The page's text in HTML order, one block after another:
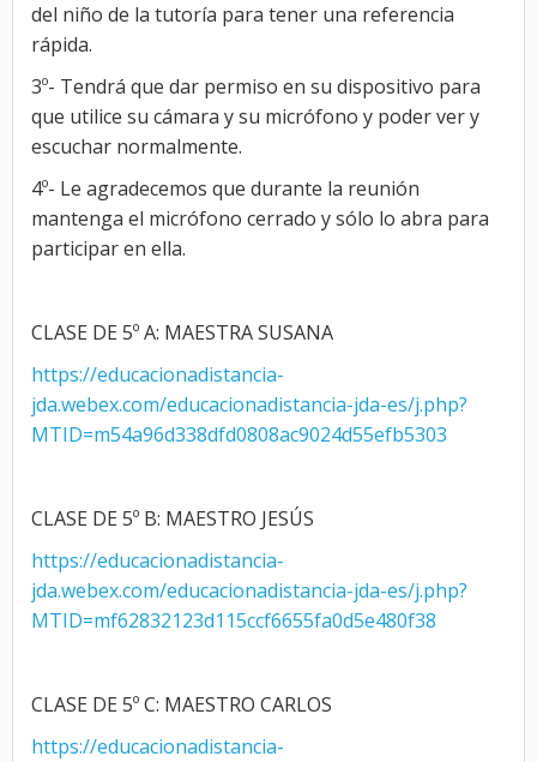
del niño de la tutoría para tener una referencia
rápida.
3º- Tendrá que dar permiso en su dispositivo para
que utilice su cámara y su micrófono y poder ver y
escuchar normalmente.
4º- Le agradecemos que durante la reunión
mantenga el micrófono cerrado y sólo lo abra para
participar en ella.
CLASE DE 5º A: MAESTRA SUSANA
https://educacionadistancia-
jda.webex.com/educacionadistancia-jda-es/j.php?
MTID=m54a96d338dfd0808ac9024d55efb5303
CLASE DE 5º B: MAESTRO JESÚS
https://educacionadistancia-
jda.webex.com/educacionadistancia-jda-es/j.php?
MTID=mf62832123d115ccf6655fa0d5e480f38
CLASE DE 5º C: MAESTRO CARLOS
https://educacionadistancia-